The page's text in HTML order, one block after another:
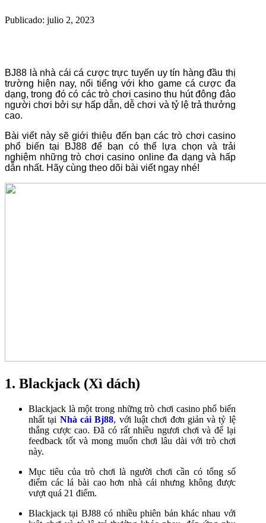
Publicado: julio 2, 2023
BJ88 là nhà cái cá cược trực tuyến uy tín hàng đầu thị
trường hiện nay, nổi tiếng với kho game cá cược đa
dạng, trong đó có các trò chơi casino thu hút đông đảo
người chơi bởi sự hấp dẫn, dễ chơi và tỷ lệ trả thưởng
cao.
Bài viết này sẽ giới thiệu đến bạn các trò chơi casino
phổ biến tại BJ88 để bạn có thể lựa chọn và trải
nghiệm những trò chơi casino online đa dạng và hấp
dẫn nhất. Hãy cùng theo dõi bài viết ngay nhé!
1. Blackjack (Xì dách)
Blackjack là một trong những trò chơi casino phổ biến
nhất tại Nhà cái Bj88, với luật chơi đơn giản và tỷ lệ
thắng cược cao. Đã có rất nhiều ngươi chơi và để lại
feedback tốt và mong muốn chơi lâu dài với trò chơi
này.
Mục tiêu của trò chơi là người chơi cần có tổng số
điểm các lá bài cao hơn nhà cái nhưng không được
vượt quá 21 điểm.
Blackjack tại BJ88 có nhiều phiên bản khác nhau với